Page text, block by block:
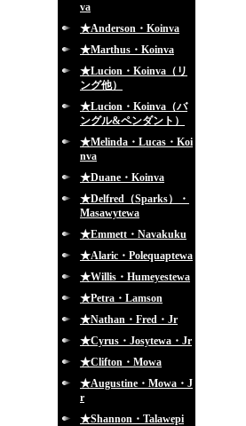
va
★Anderson・Koinva
★Marthus・Koinva
★Lucion・Koinva（リ
ング他）
★Lucion・Koinva（バ
ングル&ペンダント）
★Melinda・Lucas・Koi
nva
★Duane・Koinva
★Delfred（Sparks）・
Masawytewa
★Emmett・Navakuku
★Alaric・Polequaptewa
★Willis・Humeyestewa
★Petra・Lamson
★Nathan・Fred・Jr
★Cyrus・Josytewa・Jr
★Clifton・Mowa
★Augustine・Mowa・J
r
★Shannon・Talawepi